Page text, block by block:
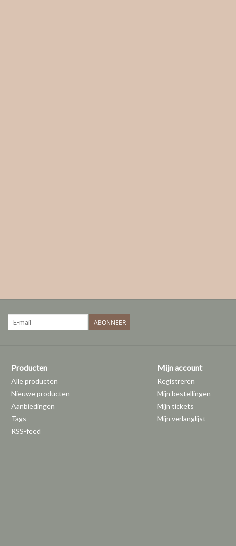
ABONNEER
Producten
Alle producten
Nieuwe producten
Aanbiedingen
Tags
RSS-feed
Mijn account
Registreren
Mijn bestellingen
Mijn tickets
Mijn verlanglijst